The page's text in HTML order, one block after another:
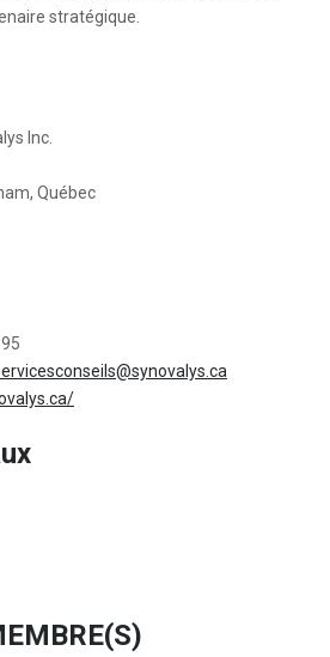
stratégique.
Inc.
Québec